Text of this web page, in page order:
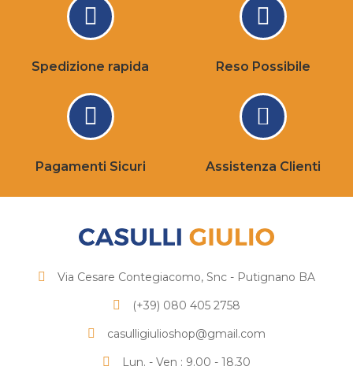
Spedizione rapida Reso Possibile
Pagamenti Sicuri Assistenza Clienti
Via Cesare Contegiacomo, Snc - Putignano BA
(+39) 080 405 2758
casulligiulioshop@gmail.com
Lun. - Ven : 9.00 - 18.30